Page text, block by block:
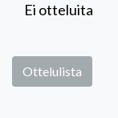
Ei otteluita
Ottelulista